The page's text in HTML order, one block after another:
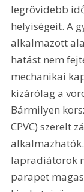
legrövidebb
helyiségeit. A
alkalmazott
hatást nem
mechanikai
kizárólag a
Bármilyen
CPVC) szerelt
lapradiátorok
parapet